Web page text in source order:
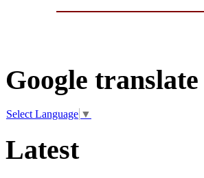
Google translate
Select Language ▼
Latest